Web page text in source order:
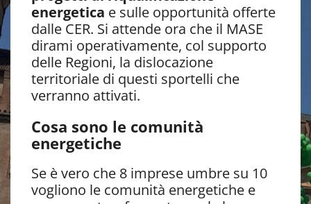
energetica e sulle opportunità offerte
dalle CER. Si attende ora che il MASE
dirami operativamente, col supporto
delle Regioni, la dislocazione
territoriale di questi sportelli che
verranno attivati.
Cosa sono le comunità
energetiche
Se è vero che 8 imprese umbre su 10
vogliono le comunità energetiche e